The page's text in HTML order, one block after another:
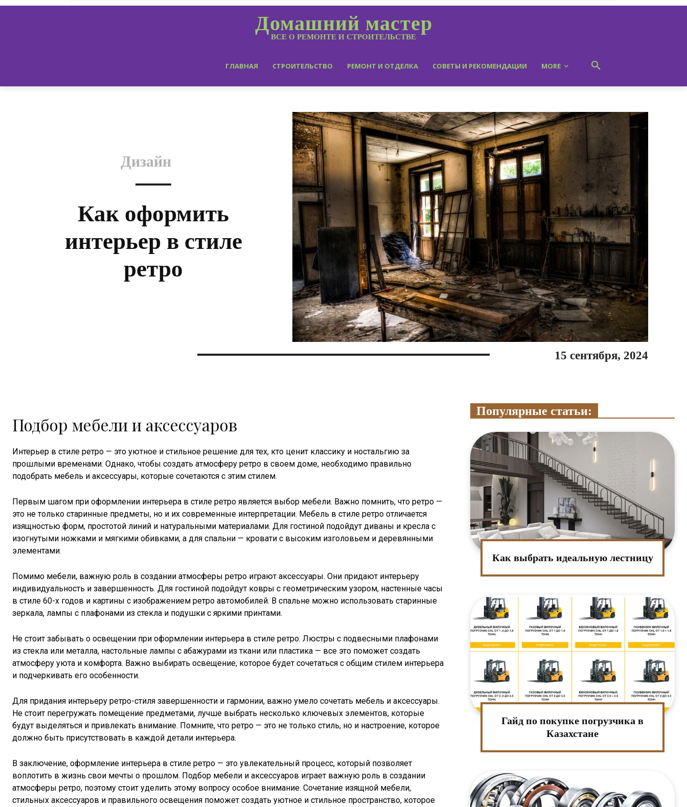
Домашний мастер
ВСЕ О РЕМОНТЕ И СТРОИТЕЛЬСТВЕ
ГЛАВНАЯ СТРОИТЕЛЬСТВО РЕМОНТ И ОТДЕЛКА СОВЕТЫ И РЕКОМЕНДАЦИИ MORE
Дизайн
Как оформить
интерьер в стиле
ретро
15 сентября, 2024
Подбор мебели и аксессуаров
Интерьер в стиле ретро — это уютное и стильное решение для тех, кто ценит классику и ностальгию за
прошлыми временами. Однако, чтобы создать атмосферу ретро в своем доме, необходимо правильно
подобрать мебель и аксессуары, которые сочетаются с этим стилем.
Первым шагом при оформлении интерьера в стиле ретро является выбор мебели. Важно помнить, что ретро —
это не только старинные предметы, но и их современные интерпретации. Мебель в стиле ретро отличается
изящностью форм, простотой линий и натуральными материалами. Для гостиной подойдут диваны и кресла с
изогнутыми ножками и мягкими обивками, а для спальни — кровати с высоким изголовьем и деревянными
элементами.
Помимо мебели, важную роль в создании атмосферы ретро играют аксессуары. Они придают интерьеру
индивидуальность и завершенность. Для гостиной подойдут ковры с геометрическим узором, настенные часы
в стиле 60-х годов и картины с изображением ретро автомобилей. В спальне можно использовать старинные
зеркала, лампы с плафонами из стекла и подушки с яркими принтами.
Не стоит забывать о освещении при оформлении интерьера в стиле ретро. Люстры с подвесными плафонами
из стекла или металла, настольные лампы с абажурами из ткани или пластика — все это поможет создать
атмосферу уюта и комфорта. Важно выбирать освещение, которое будет сочетаться с общим стилем интерьера
и подчеркивать его особенности.
Для придания интерьеру ретро-стиля завершенности и гармонии, важно умело сочетать мебель и аксессуары.
Не стоит перегружать помещение предметами, лучше выбрать несколько ключевых элементов, которые
будут выделяться и привлекать внимание. Помните, что ретро — это не только стиль, но и настроение, которое
должно быть присутствовать в каждой детали интерьера.
В заключение, оформление интерьера в стиле ретро — это увлекательный процесс, который позволяет
воплотить в жизнь свои мечты о прошлом. Подбор мебели и аксессуаров играет важную роль в создании
атмосферы ретро, поэтому стоит уделить этому вопросу особое внимание. Сочетание изящной мебели,
стильных аксессуаров и правильного освещения поможет создать уютное и стильное пространство, которое
Популярные статьи:
Как выбрать идеальную лестницу
Гайд по покупке погрузчика в
Казахстане